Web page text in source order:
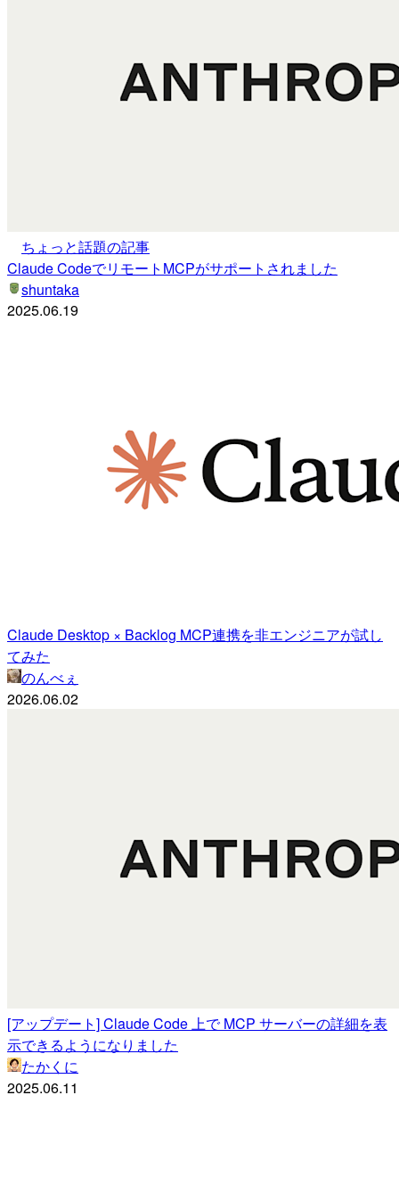
ちょっと話題の記事
Claude CodeでリモートMCPがサポートされました
shuntaka
2025.06.19
Claude Desktop × Backlog MCP連携を非エンジニアが試し
てみた
のんべぇ
2026.06.02
[アップデート] Claude Code 上で MCP サーバーの詳細を表
示できるようになりました
たかくに
2025.06.11